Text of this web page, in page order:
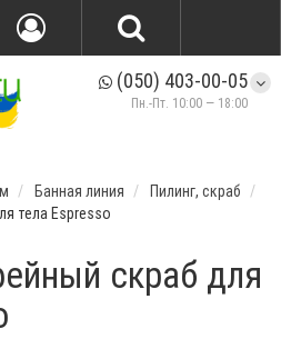
(050) 403-00-05
Пн.-Пт. 10:00 — 18:00
Банная линия
Пилинг, скраб
тела Espresso
скраб для